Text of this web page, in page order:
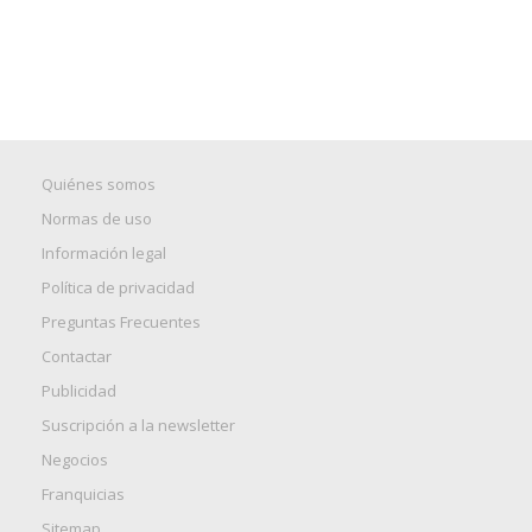
Quiénes somos
Normas de uso
Información legal
Política de privacidad
Preguntas Frecuentes
Contactar
Publicidad
Suscripción a la newsletter
Negocios
Franquicias